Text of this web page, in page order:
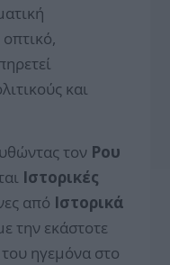
και
τον Ρου
Ιστορικές
από Ιστορικά
την εκάστοτε
ηγεμόνα στο